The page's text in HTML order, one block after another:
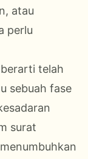
atau
perlu
telah
sebuah fase
surat